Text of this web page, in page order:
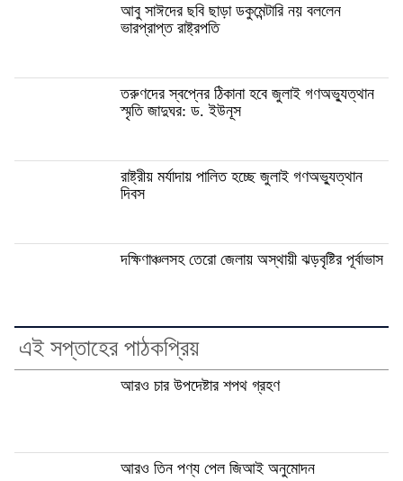
আবু সাঈদের ছবি ছাড়া ডকুমেন্টারি নয় বললেন
ভারপ্রাপ্ত রাষ্ট্রপতি
তরুণদের স্বপ্নের ঠিকানা হবে জুলাই গণঅভ্যুত্থান
স্মৃতি জাদুঘর: ড. ইউনূস
রাষ্ট্রীয় মর্যাদায় পালিত হচ্ছে জুলাই গণঅভ্যুত্থান
দিবস
দক্ষিণাঞ্চলসহ তেরো জেলায় অস্থায়ী ঝড়বৃষ্টির পূর্বাভাস
এই সপ্তাহের পাঠকপ্রিয়
আরও চার উপদেষ্টার শপথ গ্রহণ
আরও তিন পণ্য পেল জিআই অনুমোদন